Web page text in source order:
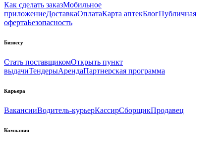
Как сделать заказМобильное
приложениеДоставкаОплатаКарта аптекБлогПубличная
офертаБезопасность
Бизнесу
Стать поставщикомОткрыть пункт
выдачиТендерыАрендаПартнерская программа
Карьера
ВакансииВодитель-курьерКассирСборщикПродавец
Компания